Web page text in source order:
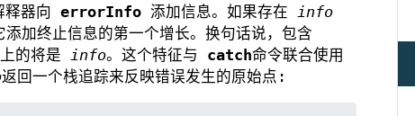
释器向 errorInfo 添加信息。如果存在 info
加终止信息的第一个增长。换句话说，包含
的将是 info。这个特征与 catch命令联合使用
返回一个栈追踪来反映错误发生的原始点: